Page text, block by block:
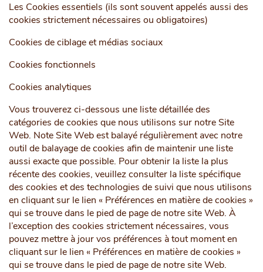
Les Cookies essentiels (ils sont souvent appelés aussi des
cookies strictement nécessaires ou obligatoires)
Cookies de ciblage et médias sociaux
Cookies fonctionnels
Cookies analytiques
Vous trouverez ci-dessous une liste détaillée des
catégories de cookies que nous utilisons sur notre Site
Web. Note Site Web est balayé régulièrement avec notre
outil de balayage de cookies afin de maintenir une liste
aussi exacte que possible. Pour obtenir la liste la plus
récente des cookies, veuillez consulter la liste spécifique
des cookies et des technologies de suivi que nous utilisons
en cliquant sur le lien « Préférences en matière de cookies »
qui se trouve dans le pied de page de notre site Web. À
l’exception des cookies strictement nécessaires, vous
pouvez mettre à jour vos préférences à tout moment en
cliquant sur le lien « Préférences en matière de cookies »
qui se trouve dans le pied de page de notre site Web.